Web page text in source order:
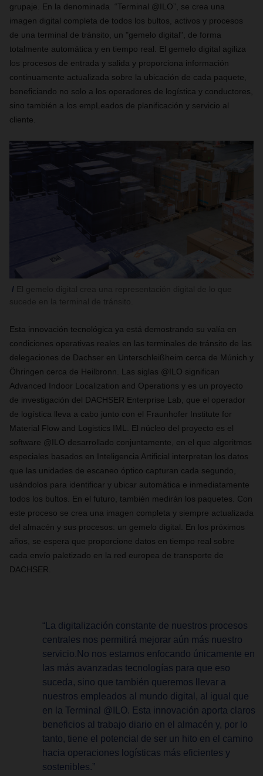
grupaje. En la denominada “Terminal @ILO”, se crea una
imagen digital completa de todos los bultos, activos y procesos
de una terminal de tránsito, un "gemelo digital", de forma
totalmente automática y en tiempo real. El gemelo digital agiliza
los procesos de entrada y salida y proporciona información
continuamente actualizada sobre la ubicación de cada paquete,
beneficiando no solo a los operadores de logística y conductores,
sino también a los empLeados de planificación y servicio al
cliente.
Esta innovación tecnológica ya está demostrando su valía en
condiciones operativas reales en las terminales de tránsito de las
delegaciones de Dachser en Unterschleißheim cerca de Múnich y
Öhringen cerca de Heilbronn. Las siglas @ILO significan
Advanced Indoor Localization and Operations y es un proyecto
de investigación del DACHSER Enterprise Lab, que el operador
de logística lleva a cabo junto con el Fraunhofer Institute for
Material Flow and Logistics IML. El núcleo del proyecto es el
software @ILO desarrollado conjuntamente, en el que algoritmos
especiales basados ​​en Inteligencia Artificial interpretan los datos
que las unidades de escaneo óptico capturan cada segundo,
usándolos para identificar y ubicar automática e inmediatamente
todos los bultos. En el futuro, también medirán los paquetes. Con
este proceso se crea una imagen completa y siempre actualizada
del almacén y sus procesos: un gemelo digital. En los próximos
años, se espera que proporcione datos en tiempo real sobre
cada envío paletizado en la red europea de transporte de
DACHSER.
“La digitalización constante de nuestros procesos
centrales nos permitirá mejorar aún más nuestro
servicio.No nos estamos enfocando únicamente en
las más avanzadas tecnologías para que eso
suceda, sino que también queremos llevar a
nuestros empleados al mundo digital, al igual que
en la Terminal @ILO. Esta innovación aporta claros
beneficios al trabajo diario en el almacén y, por lo
tanto, tiene el potencial de ser un hito en el camino
hacia operaciones logísticas más eficientes y
sostenibles.”